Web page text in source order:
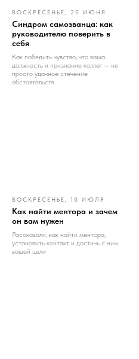
ВОСКРЕСЕНЬЕ, 20 ИЮНЯ
Синдром самозванца: как
руководителю поверить в
себя
Как победить чувство, что ваша
должность и признание коллег — не
просто удачное стечение
обстоятельств.
ВОСКРЕСЕНЬЕ, 18 ИЮЛЯ
Как найти ментора и зачем
он вам нужен
Рассказали, как найти ментора,
установить контакт и достичь с ним
вашей цели